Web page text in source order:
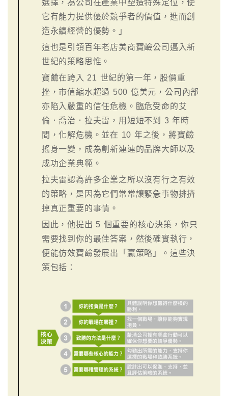
選擇，為公司在產業中塑造特殊定位，使
它有能力提供優於競爭者的價值，進而創
造永續經營的優勢。」
這也是引領百年老店美商寶鹼公司邁入新
世紀的策略思惟。
寶鹼在跨入 21 世紀的第一年，股價重
挫，市值縮水超過 500 億美元，公司內部
亦陷入嚴重的信任危機。臨危受命的艾
倫．喬治．拉夫雷，用短短不到 3 年時
間，化解危機。並在 10 年之後，將寶鹼
搖身一變，成為創新連連的品牌大師以及
成功企業典範。
拉夫雷認為許多企業之所以沒有行之有效
的策略，是因為它們常常讓緊急事物排擠
掉真正重要的事情。
因此，他提出 5 個重要的核心決策，你只
需要找到你的最佳答案，然後確實執行，
便能仿效寶鹼發展出「贏策略」。這些決
策包括：